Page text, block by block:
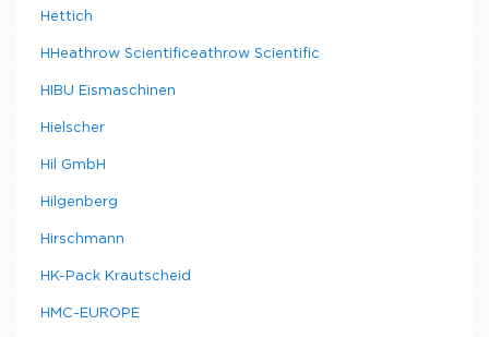
Hettich
HHeathrow Scientificeathrow Scientific
HIBU Eismaschinen
Hielscher
Hil GmbH
Hilgenberg
Hirschmann
HK-Pack Krautscheid
HMC-EUROPE